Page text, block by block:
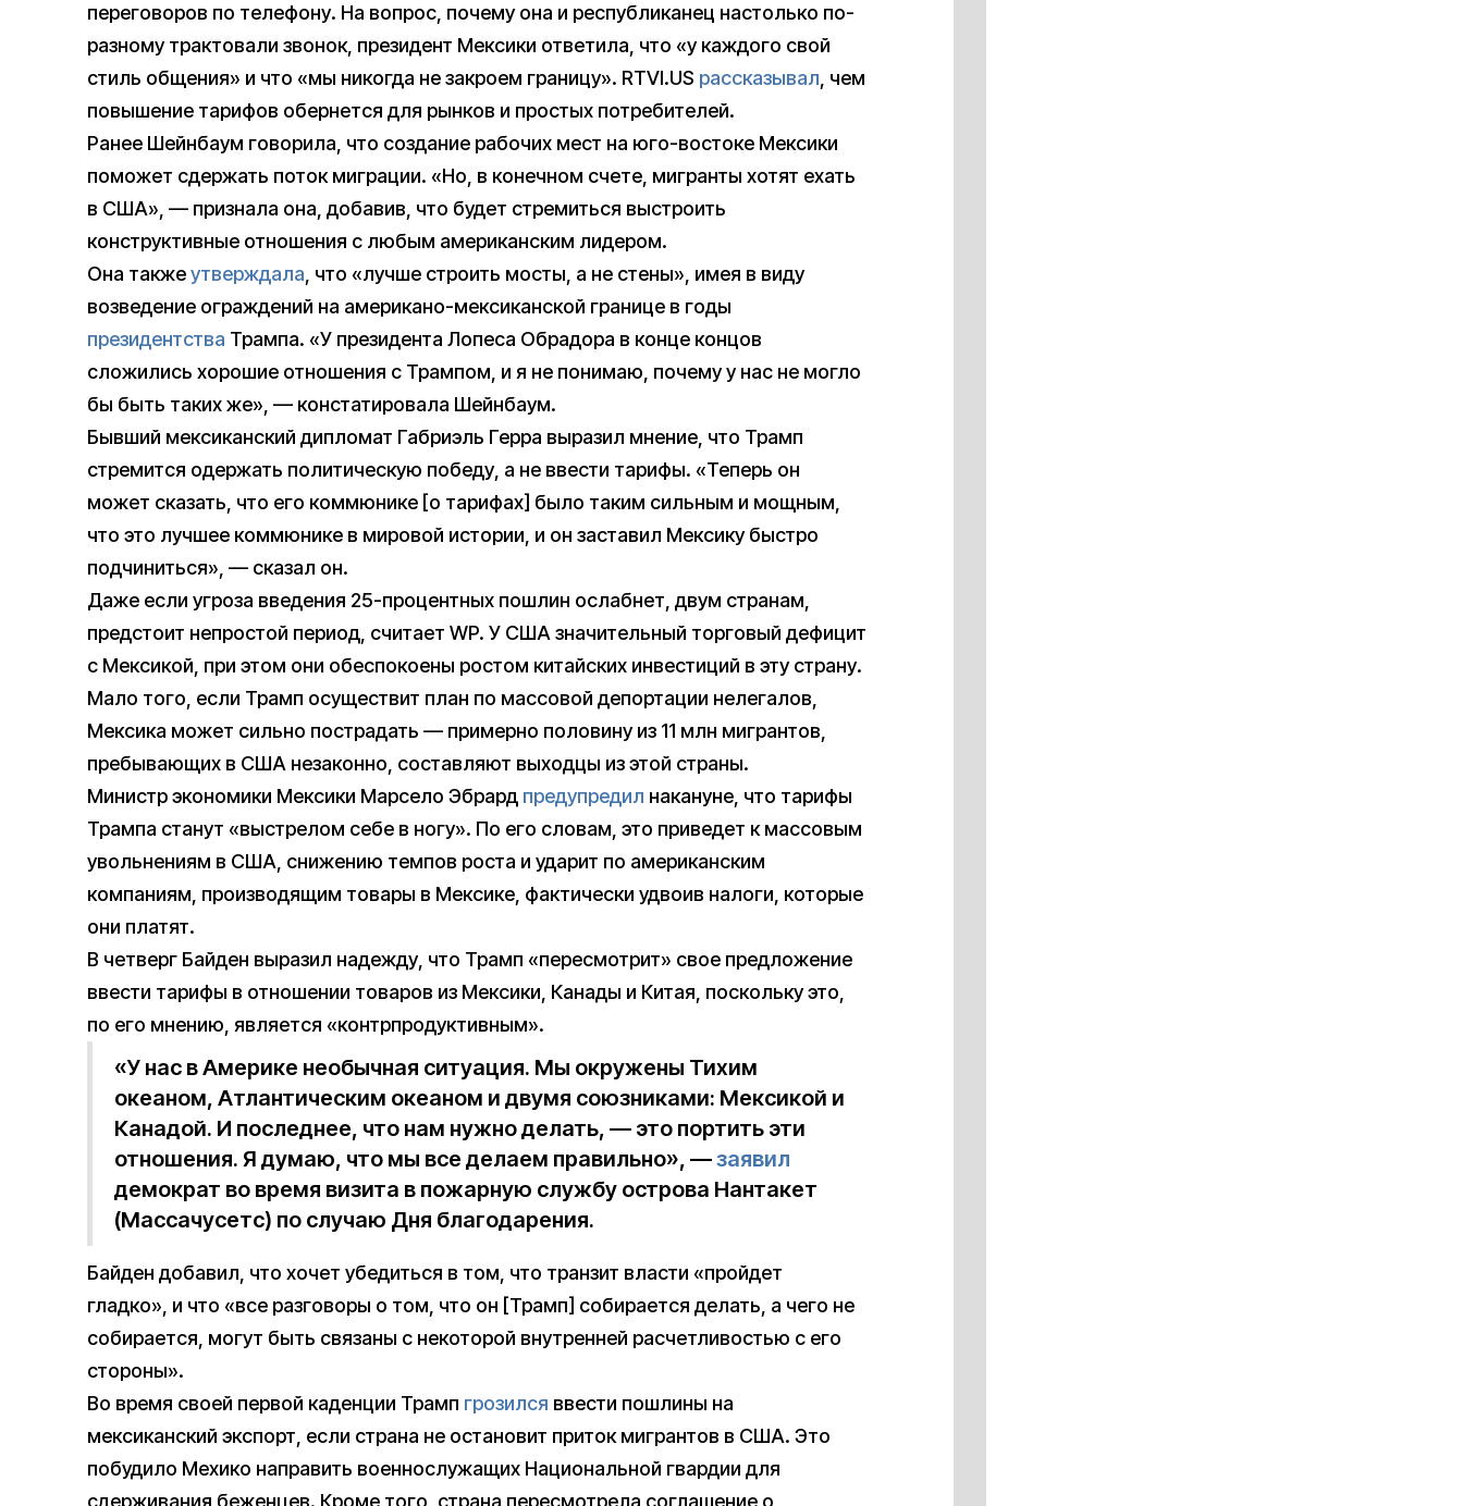
переговоров по телефону. На вопрос, почему она и республиканец настолько по-
разному трактовали звонок, президент Мексики ответила, что «у каждого свой
стиль общения» и что «мы никогда не закроем границу». RTVI.US рассказывал, чем
повышение тарифов обернется для рынков и простых потребителей.
Ранее Шейнбаум говорила, что создание рабочих мест на юго-востоке Мексики
поможет сдержать поток миграции. «Но, в конечном счете, мигранты хотят ехать
в США», — признала она, добавив, что будет стремиться выстроить
конструктивные отношения с любым американским лидером.
Она такжеутверждала, что «лучше строить мосты, а не стены», имея в виду
возведение ограждений на американо-мексиканской границе в годы
президентства Трампа. «У президента Лопеса Обрадора в конце концов
сложились хорошие отношения с Трампом, и я не понимаю, почему у нас не могло
бы быть таких же», — констатировала Шейнбаум.
Бывший мексиканский дипломат Габриэль Герра выразил мнение, что Трамп
стремится одержать политическую победу, а не ввести тарифы. «Теперь он
может сказать, что его коммюнике [о тарифах] было таким сильным и мощным,
что это лучшее коммюнике в мировой истории, и он заставил Мексику быстро
подчиниться», — сказал он.
Даже если угроза введения 25-процентных пошлин ослабнет, двум странам,
предстоит непростой период, считает WP. У США значительный торговый дефицит
с Мексикой, при этом они обеспокоены ростом китайских инвестиций в эту страну.
Мало того, если Трамп осуществит план по массовой депортации нелегалов,
Мексика может сильно пострадать — примерно половину из 11 млн мигрантов,
пребывающих в США незаконно, составляют выходцы из этой страны.
Министр экономики Мексики Марсело Эбрард предупредил накануне, что тарифы
Трампа станут «выстрелом себе в ногу». По его словам, это приведет к массовым
увольнениям в США, снижению темпов роста и ударит по американским
компаниям, производящим товары в Мексике, фактически удвоив налоги, которые
они платят.
В четверг Байден выразил надежду, что Трамп «пересмотрит» свое предложение
ввести тарифы в отношении товаров из Мексики, Канады и Китая, поскольку это,
по его мнению, является «контрпродуктивным».
«У нас в Америке необычная ситуация. Мы окружены Тихим
океаном, Атлантическим океаном и двумя союзниками: Мексикой и
Канадой. И последнее, что нам нужно делать, — это портить эти
отношения. Я думаю, что мы все делаем правильно», —заявил
демократ во время визита в пожарную службу острова Нантакет
(Массачусетс) по случаю Дня благодарения.
Байден добавил, что хочет убедиться в том, что транзит власти «пройдет
гладко», и что «все разговоры о том, что он [Трамп] собирается делать, а чего не
собирается, могут быть связаны с некоторой внутренней расчетливостью с его
стороны».
Во время своей первой каденции Трамп грозился ввести пошлины на
мексиканский экспорт, если страна не остановит приток мигрантов в США. Это
побудило Мехико направить военнослужащих Национальной гвардии для